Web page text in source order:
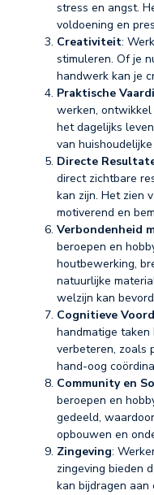
stress en angst.
voldoening en
Creativiteit:
stimuleren. Of je
handwerk kan je
Praktische
werken, ontwikkel
het dagelijks
van
Directe
direct zichtbare
kan zijn. Het zien
motiverend en
Verbondenheid
beroepen en
houtbewerking,
natuurlijke
welzijn kan
Cognitieve
handmatige taken
verbeteren, zoals
hand-oog
Community en
beroepen en
gedeeld,
opbouwen en
Zingeving:
zingeving bieden
kan bijdragen